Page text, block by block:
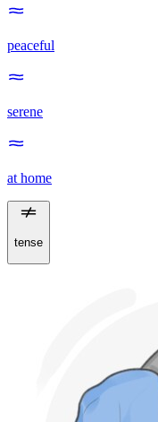
peaceful
serene
at home
tense